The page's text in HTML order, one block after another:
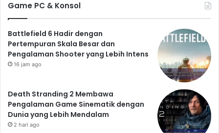
Game PC & Konsol
Battlefield 6 Hadir dengan
Pertempuran Skala Besar dan
Pengalaman Shooter yang Lebih Intens
16 jam ago
Death Stranding 2 Membawa
Pengalaman Game Sinematik dengan
Dunia yang Lebih Mendalam
2 hari ago